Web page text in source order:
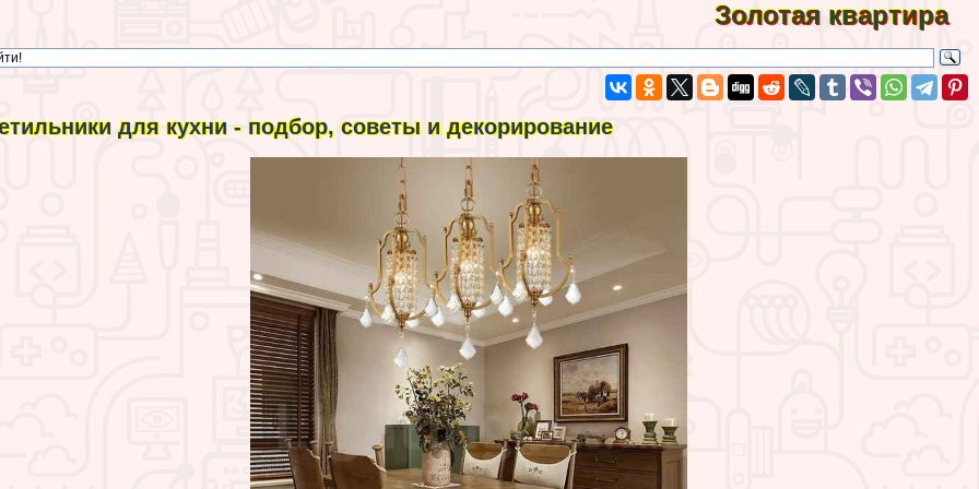
Золотая квартира
для кухни - подбор, советы и декорирование